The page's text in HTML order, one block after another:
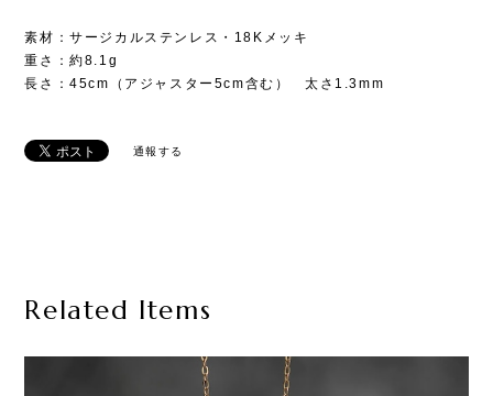
素材：サージカルステンレス・18Kメッキ
重さ：約8.1g
長さ：45cm（アジャスター5cm含む） 太さ1.3mm
通報する
Related Items